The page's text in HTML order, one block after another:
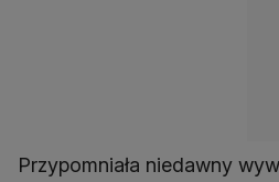
Przypomniała niedawny